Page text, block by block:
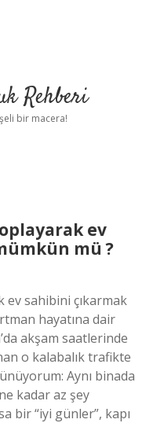
Rehberi
bir macera!
ev
mü ?
sahibini çıkarmak
hayatına dair
akşam saatlerinde
o kalabalık trafikte
Aynı binada
kadar az şey
bir “iyi günler”, kapı